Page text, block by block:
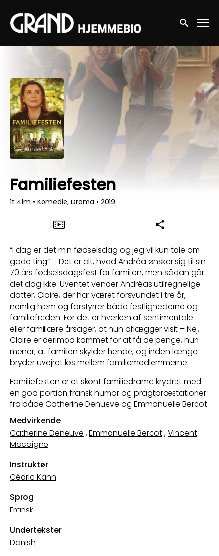
Accessibility Links
Søg nu
Familiefesten
1t 41m • Komedie, Drama • 2019
“I dag er det min fødselsdag og jeg vil kun tale om
gode ting” – Det er alt, hvad Andréa ønsker sig til sin
70 års fødselsdagsfest for familien, men sådan går
det dog ikke. Uventet vender Andréas utilregnelige
datter, Claire, der har været forsvundet i tre år,
nemlig hjem og forstyrrer både festlighederne og
familiefreden. For det er hverken af sentimentale
eller familiære årsager, at hun aflægger visit – Nej,
Claire er derimod kommet for at få de penge, hun
mener, at familien skylder hende, og inden længe
bryder uvejret løs mellem familiemedlemmerne.
Familiefesten er et skønt familiedrama krydret med
en god portion fransk humor og pragtpræstationer
fra både Catherine Denueve og Emmanuelle Bercot.
Medvirkende
Catherine Deneuve ,Emmanuelle Bercot,Vincent
Macaigne
Instruktør
Cédric Kahn
Sprog
Fransk
Undertekster
Danish